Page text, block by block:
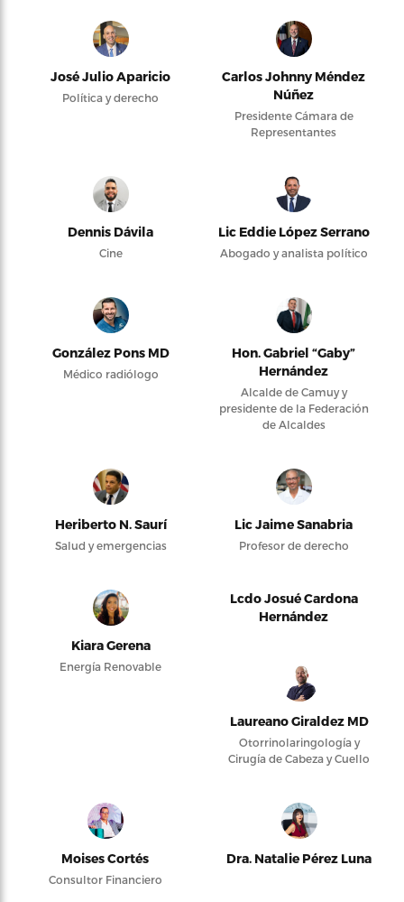
José Julio Aparicio
Política y derecho
Carlos Johnny Méndez
Núñez
Presidente Cámara de
Representantes
Dennis Dávila
Cine
Lic Eddie López Serrano
Abogado y analista político
González Pons MD
Médico radiólogo
Hon. Gabriel “Gaby”
Hernández
Alcalde de Camuy y
presidente de la Federación
de Alcaldes
Heriberto N. Saurí
Salud y emergencias
Lic Jaime Sanabria
Profesor de derecho
Kiara Gerena
Energía Renovable
Lcdo Josué Cardona
Hernández
Laureano Giraldez MD
Otorrinolaringología y
Cirugía de Cabeza y Cuello
Moises Cortés
Consultor Financiero
Dra. Natalie Pérez Luna